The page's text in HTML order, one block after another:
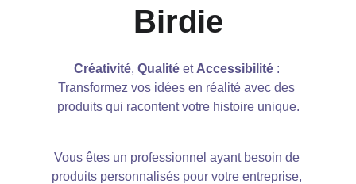
Birdie
Créativité, Qualité et Accessibilité :
Transformez vos idées en réalité avec des
produits qui racontent votre histoire unique.
Vous êtes un professionnel ayant besoin de
produits personnalisés pour votre entreprise,